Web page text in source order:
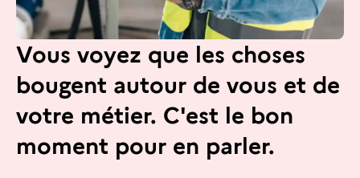
Vous voyez que les choses
bougent autour de vous et de
votre métier. C'est le bon
moment pour en parler.